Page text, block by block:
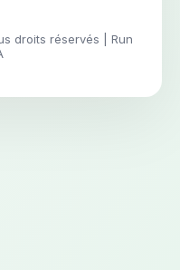
droits réservés | Run